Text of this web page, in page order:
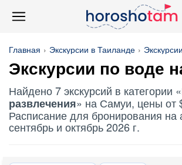
Главная Экскурсии в Таиланде
Экскурсии по воде
Найдено 7 экскурсий в категории «
развлечения» на Самуи, цены от
Расписание для бронирования на
сентябрь и октябрь 2026 г.